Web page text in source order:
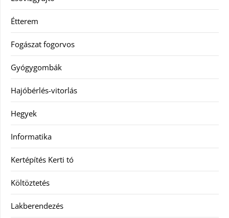
Étterem
Fogászat fogorvos
Gyógygombák
Hajóbérlés-vitorlás
Hegyek
Informatika
Kertépítés Kerti tó
Költöztetés
Lakberendezés